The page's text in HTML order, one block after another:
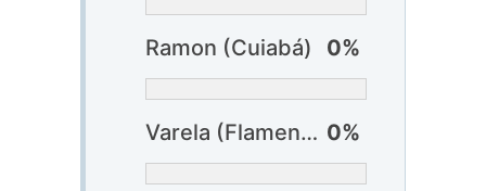
Ramon (Cuiabá) 0%
Varela (Flamengo) 0%